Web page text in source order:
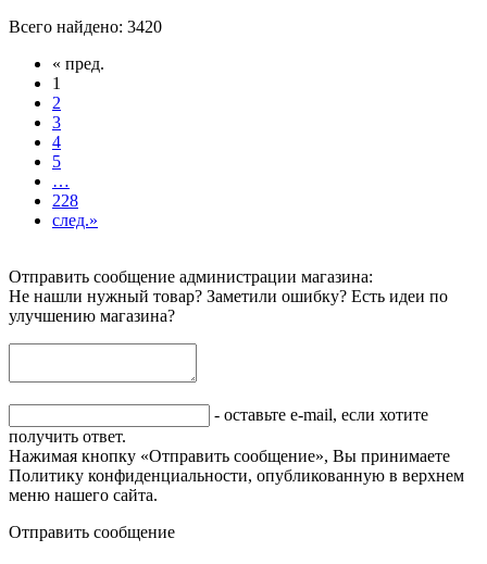
Всего найдено: 3420
« пред.
1
2
3
4
5
…
228
след.»
Отправить сообщение администрации магазина:
Не нашли нужный товар? Заметили ошибку? Есть идеи по
улучшению магазина?
- оставьте e-mail, если хотите
получить ответ.
Нажимая кнопку «Отправить сообщение», Вы принимаете
Политику конфиденциальности, опубликованную в верхнем
меню нашего сайта.
Отправить сообщение